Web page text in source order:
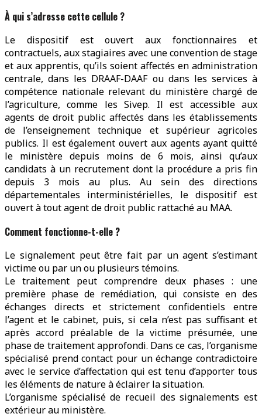
À qui s’adresse cette cellule ?
Le dispositif est ouvert aux fonctionnaires et
contractuels, aux stagiaires avec une convention de stage
et aux apprentis, qu’ils soient affectés en administration
centrale, dans les DRAAF-DAAF ou dans les services à
compétence nationale relevant du ministère chargé de
l’agriculture, comme les Sivep. Il est accessible aux
agents de droit public affectés dans les établissements
de l’enseignement technique et supérieur agricoles
publics. Il est également ouvert aux agents ayant quitté
le ministère depuis moins de 6 mois, ainsi qu’aux
candidats à un recrutement dont la procédure a pris fin
depuis 3 mois au plus. Au sein des directions
départementales interministérielles, le dispositif est
ouvert à tout agent de droit public rattaché au MAA.
Comment fonctionne-t-elle ?
Le signalement peut être fait par un agent s’estimant
victime ou par un ou plusieurs témoins.
Le traitement peut comprendre deux phases : une
première phase de remédiation, qui consiste en des
échanges directs et strictement confidentiels entre
l’agent et le cabinet, puis, si cela n’est pas suffisant et
après accord préalable de la victime présumée, une
phase de traitement approfondi. Dans ce cas, l’organisme
spécialisé prend contact pour un échange contradictoire
avec le service d’affectation qui est tenu d’apporter tous
les éléments de nature à éclairer la situation.
L’organisme spécialisé de recueil des signalements est
extérieur au ministère.